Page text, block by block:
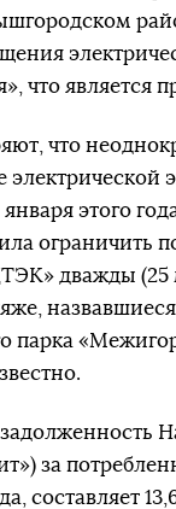
что является
что
электрической
этого
ограничить
дважды (25
парка
задолженность
за
составляет